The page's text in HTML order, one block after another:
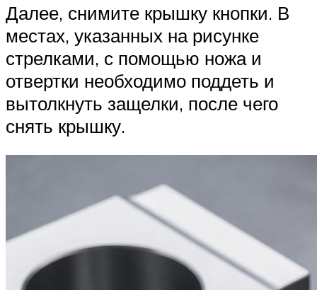
Далее, снимите крышку кнопки. В
местах, указанных на рисунке
стрелками, с помощью ножа и
отвертки необходимо поддеть и
вытолкнуть защелки, после чего
снять крышку.